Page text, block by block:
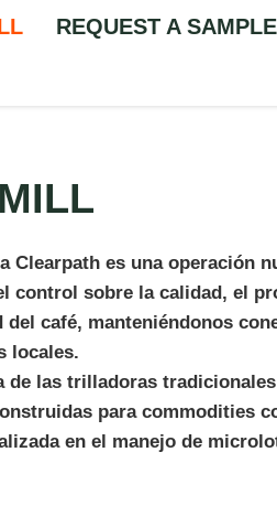
REQUEST A SAMPLE
Clearpath es una operación
control sobre la calidad, el
del café, manteniéndonos
locales.
de las trilladoras
para commodities
en el manejo de